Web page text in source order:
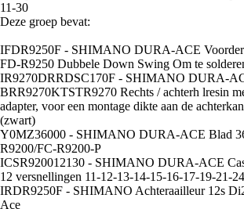
11-30
Deze groep bevat:
IFDR9250F - SHIMANO DURA-ACE
FD-R9250 Dubbele Down Swing Om te
IR9270DRRDSC170F - SHIMANO DURA-
BRR9270KTSTR9270 Rechts / achterh lresin
adapter, voor een montage dikte aan de
(zwart)
Y0MZ36000 - SHIMANO DURA-ACE Blad
R9200/FC-R9200-P
ICSR920012130 - SHIMANO DURA-ACE
12 versnellingen 11-12-13-14-15-16-17-19-21-
IRDR9250F - SHIMANO Achteraailleur 12s
Ace